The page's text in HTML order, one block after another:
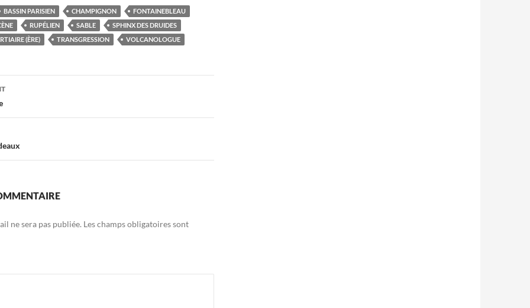
BASSIN PARISIEN CHAMPIGNON
FONTAINEBLEAU
RUPÉLIEN SABLE
SPHINX DES DRUIDES
(ÈRE) TRANSGRESSION VOLCANOLOGUE
ne sera pas publiée. Les champs obligatoires sont